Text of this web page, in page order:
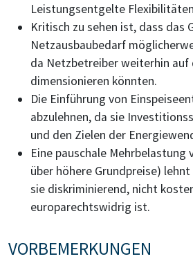
Leistungsentgelte
Kritisch zu sehen ist, dass das
Netzausbaubedarf
da Netzbetreiber weiterhin auf
dimensionieren könnten.
Die Einführung von
abzulehnen, da sie
und den Zielen der
Eine pauschale Mehrbelastung
über höhere Grundpreise)
sie diskriminierend, nicht
europarechtswidrig ist.
VORBEMERKUNGEN